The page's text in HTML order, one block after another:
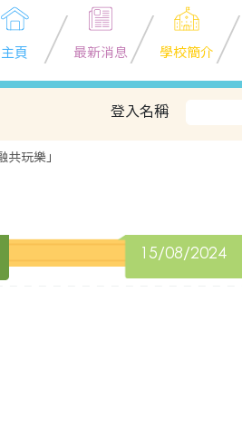
主頁 最新消息 學校簡介
登入名稱
玩樂」
15/08/2024